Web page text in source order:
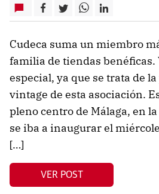
Cudeca suma un miembro
familia de tiendas benéficas.
especial, ya que se trata de
vintage de esta asociación.
pleno centro de Málaga, en
se iba a inaugurar el
[…]
VER POST